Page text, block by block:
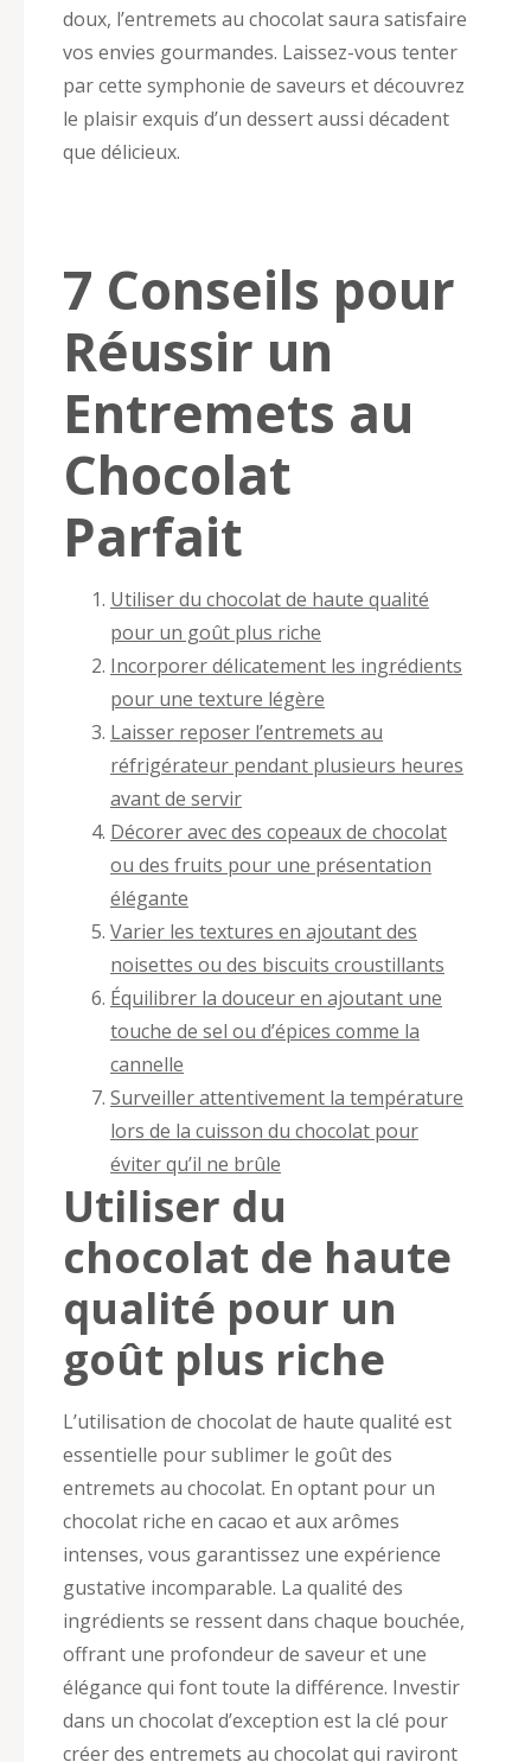
doux, l’entremets au chocolat saura satisfaire
vos envies gourmandes. Laissez-vous tenter
par cette symphonie de saveurs et découvrez
le plaisir exquis d’un dessert aussi décadent
que délicieux.
7 Conseils pour
Réussir un
Entremets au
Chocolat
Parfait
Utiliser du chocolat de haute qualité
pour un goût plus riche
Incorporer délicatement les ingrédients
pour une texture légère
Laisser reposer l’entremets au
réfrigérateur pendant plusieurs heures
avant de servir
Décorer avec des copeaux de chocolat
ou des fruits pour une présentation
élégante
Varier les textures en ajoutant des
noisettes ou des biscuits croustillants
Équilibrer la douceur en ajoutant une
touche de sel ou d’épices comme la
cannelle
Surveiller attentivement la température
lors de la cuisson du chocolat pour
éviter qu’il ne brûle
Utiliser du
chocolat de haute
qualité pour un
goût plus riche
L’utilisation de chocolat de haute qualité est
essentielle pour sublimer le goût des
entremets au chocolat. En optant pour un
chocolat riche en cacao et aux arômes
intenses, vous garantissez une expérience
gustative incomparable. La qualité des
ingrédients se ressent dans chaque bouchée,
offrant une profondeur de saveur et une
élégance qui font toute la différence. Investir
dans un chocolat d’exception est la clé pour
créer des entremets au chocolat qui raviront